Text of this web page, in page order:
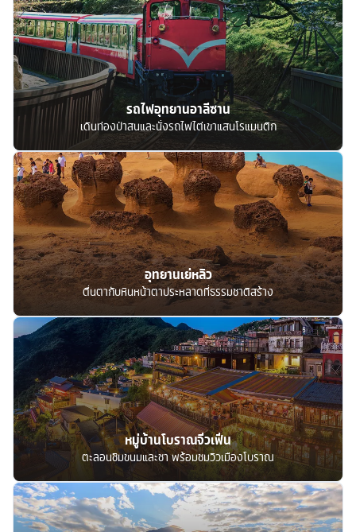
รถไฟอุทยานอาลีซาน
เดินท่องป่าสนและนั่งรถไฟไต่เขาแสนโรแมนติก
อุทยานเย่หลิว
ตื่นตากับหินหน้าตาประหลาดที่ธรรมชาติสร้าง
หมู่บ้านโบราณจิ่วเฟิ่น
ตะลอนชิมขนมและชา พร้อมชมวิวเมืองโบราณ